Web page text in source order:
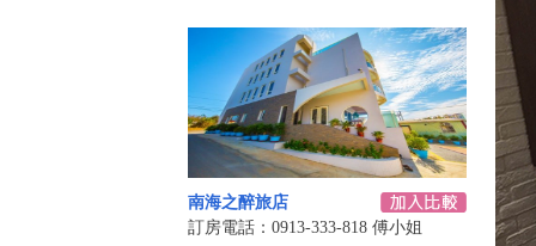
南海之醉旅店
訂房電話：0913-333-818 傅小姐